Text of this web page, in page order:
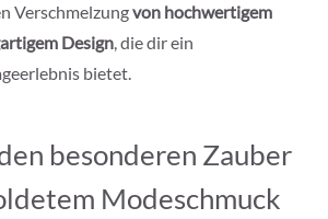
Verschmelzungvon hochwertigem
Design, die dir ein
bietet.
besonderen Zauber
Modeschmuck